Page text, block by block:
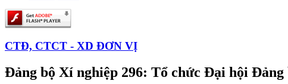
CTĐ, CTCT - XD ĐƠN VỊ
Đảng bộ Xí nghiệp 296: Tổ chức Đại hội